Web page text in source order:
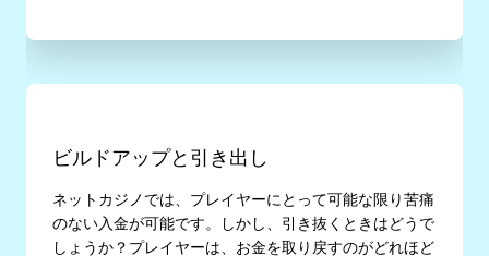
ビルドアップと引き出し
ネットカジノでは、プレイヤーにとって可能な限り苦痛
のない入金が可能です。しかし、引き抜くときはどうで
しょうか？プレイヤーは、お金を取り戻すのがどれほど